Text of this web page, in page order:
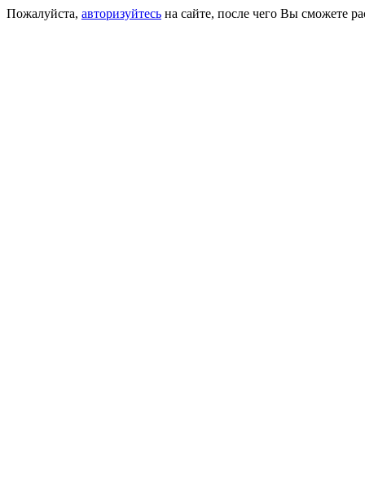
Пожалуйста, авторизуйтесь на сайте, после чего Вы сможете